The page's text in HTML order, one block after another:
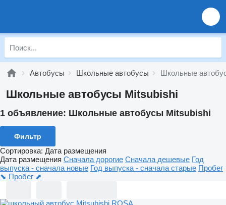
Автобусы Школьные автобусы Школьные
Школьные автобусы Mitsubishi
1 объявление: Школьные автобусы Mitsubishi
Фильтр
Сортировка: Дата размещения
Дата размещения Сначала дорогие Сначала дешевые Год
выпуска - сначала новые Год выпуска - сначала старые Пробег
⬊ Пробег ⬈